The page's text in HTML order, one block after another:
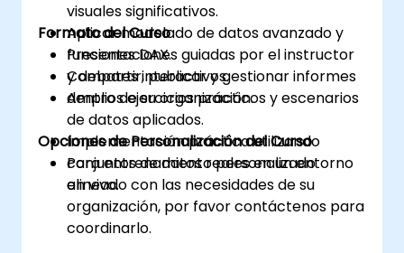
visuales significativos.
Aplicar modelado de datos avanzado y
funciones DAX.
Compartir, publicar y gestionar informes
dentro de su organización.
Formato del Curso
Presentaciones guiadas por el instructor
y debates interactivos.
Amplios ejercicios prácticos y escenarios
de datos aplicados.
Implementación práctica utilizando
conjuntos de datos reales en un entorno
en vivo.
Opciones de Personalización del Curso
Para entrenamiento personalizado
alineado con las necesidades de su
organización, por favor contáctenos para
coordinarlo.